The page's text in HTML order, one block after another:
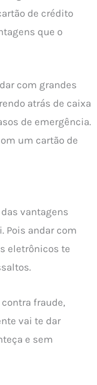
de crédito
que o
com grandes
atrás de caixa
de emergência.
um cartão de
vantagens
Pois andar com
eletrônicos te
fraude,
vai te dar
e sem